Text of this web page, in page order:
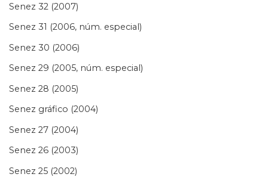
Senez 32 (2007)
Senez 31 (2006, núm. especial)
Senez 30 (2006)
Senez 29 (2005, núm. especial)
Senez 28 (2005)
Senez gráfico (2004)
Senez 27 (2004)
Senez 26 (2003)
Senez 25 (2002)